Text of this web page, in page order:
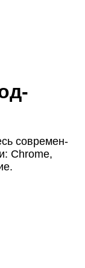
совре­мен­
Chrome,